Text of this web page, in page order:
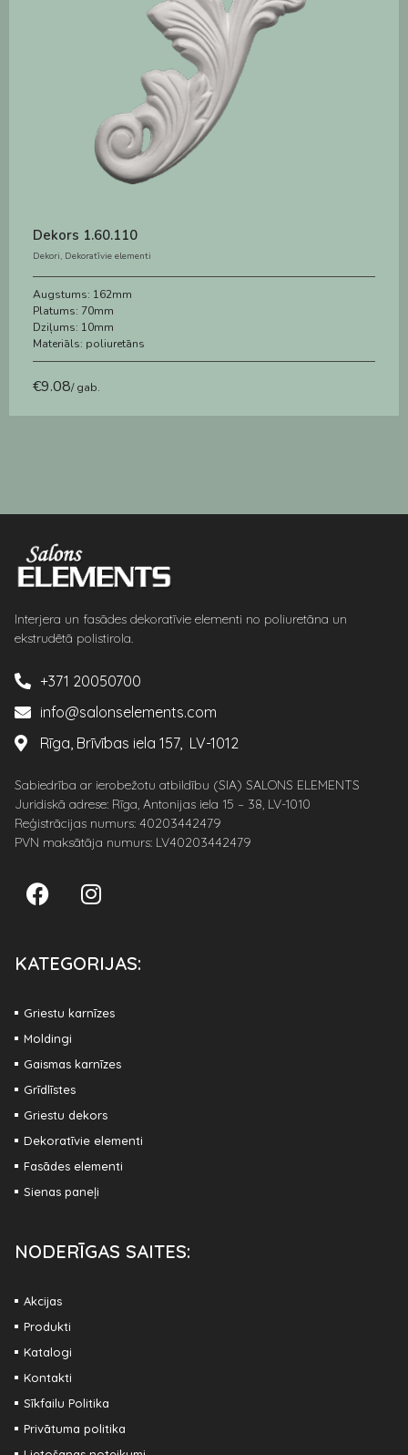
Dekors 1.60.110
Dekori, Dekoratīvie elementi
Augstums: 162mm
Platums: 70mm
Dziļums: 10mm
Materiāls: poliuretāns
€9.08/ gab.
Interjera un fasādes dekoratīvie elementi no poliuretāna un
ekstrudētā polistirola.
+371 20050700
info@salonselements.com
Rīga, Brīvības iela 157, LV-1012
Sabiedrība ar ierobežotu atbildību (SIA) SALONS ELEMENTS
Juridiskā adrese: Rīga, Antonijas iela 15 – 38, LV-1010
Reģistrācijas numurs: 40203442479
PVN maksātāja numurs: LV40203442479
KATEGORIJAS:
Griestu karnīzes
Moldingi
Gaismas karnīzes
Grīdlīstes
Griestu dekors
Dekoratīvie elementi
Fasādes elementi
Sienas paneļi
NODERĪGAS SAITES:
Akcijas
Produkti
Katalogi
Kontakti
Sīkfailu Politika
Privātuma politika